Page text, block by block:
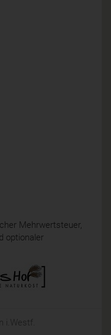
Mehrwertsteuer,
optionaler
i.Westf.